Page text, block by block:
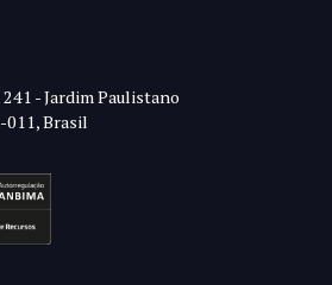
- Jardim Paulistano
011, Brasil